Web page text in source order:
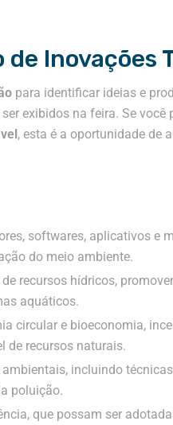
Inovações
para identificar ideias e
exibidos na feira. Se você
, esta é a oportunidade de
softwares, aplicativos e
do meio ambiente.
recursos hídricos,
aquáticos.
circular e bioeconomia,
de recursos naturais.
incluindo
poluição.
que possam ser